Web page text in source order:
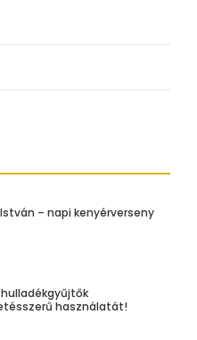
István – napi kenyérverseny
hulladékgyűjtők
használatát!